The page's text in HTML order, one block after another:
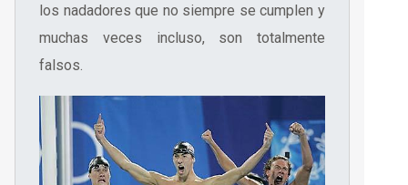
los nadadores que no siempre se cumplen y
muchas veces incluso, son totalmente
falsos.